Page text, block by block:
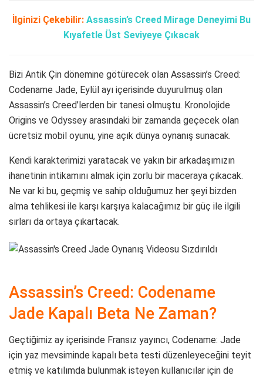
İlginizi Çekebilir: Assassin’s Creed Mirage Deneyimi Bu
Kıyafetle Üst Seviyeye Çıkacak
Bizi Antik Çin dönemine götürecek olan Assassin’s Creed:
Codename Jade, Eylül ayı içerisinde duyurulmuş olan
Assassin’s Creed’lerden bir tanesi olmuştu. Kronolojide
Origins ve Odyssey arasındaki bir zamanda geçecek olan
ücretsiz mobil oyunu, yine açık dünya oynanış sunacak.
Kendi karakterimizi yaratacak ve yakın bir arkadaşımızın
ihanetinin intikamını almak için zorlu bir maceraya çıkacak.
Ne var ki bu, geçmiş ve sahip olduğumuz her şeyi bizden
alma tehlikesi ile karşı karşıya kalacağımız bir güç ile ilgili
sırları da ortaya çıkartacak.
Assassin’s Creed: Codename
Jade Kapalı Beta Ne Zaman?
Geçtiğimiz ay içerisinde Fransız yayıncı, Codename: Jade
için yaz mevsiminde kapalı beta testi düzenleyeceğini teyit
etmiş ve katılımda bulunmak isteyen kullanıcılar için de